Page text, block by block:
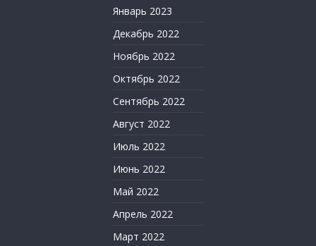
Январь 2023
Декабрь 2022
Ноябрь 2022
Октябрь 2022
Сентябрь 2022
Август 2022
Июль 2022
Июнь 2022
Май 2022
Апрель 2022
Март 2022